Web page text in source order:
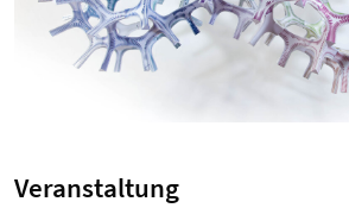
Veranstaltung